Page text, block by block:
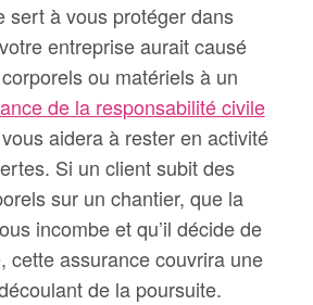
sert à vous protéger dans
entreprise aurait causé
ou matériels à un
de la responsabilité civile
aidera à rester en activité
Si un client subit des
sur un chantier, que la
incombe et qu’il décide de
cette assurance couvrira une
de la poursuite.